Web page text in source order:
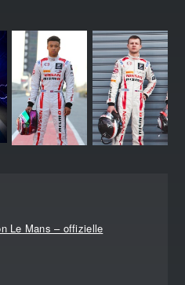
Le Mans – offizielle